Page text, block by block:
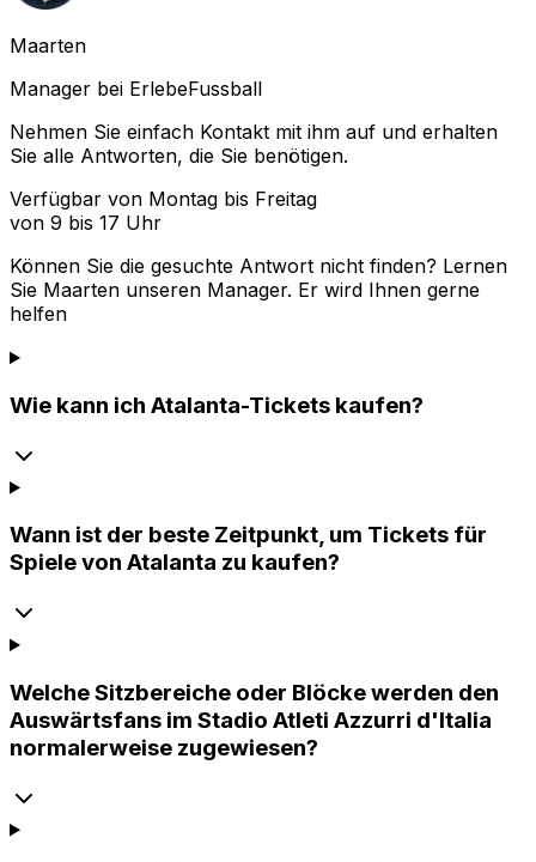
Maarten
Manager bei ErlebeFussball
Nehmen Sie einfach Kontakt mit ihm auf und erhalten
Sie alle Antworten, die Sie benötigen.
Verfügbar von Montag bis Freitag
von 9 bis 17 Uhr
Können Sie die gesuchte Antwort nicht finden? Lernen
Sie Maarten unseren Manager. Er wird Ihnen gerne
helfen
Wie kann ich Atalanta-Tickets kaufen?
Wann ist der beste Zeitpunkt, um Tickets für
Spiele von Atalanta zu kaufen?
Welche Sitzbereiche oder Blöcke werden den
Auswärtsfans im Stadio Atleti Azzurri d'Italia
normalerweise zugewiesen?